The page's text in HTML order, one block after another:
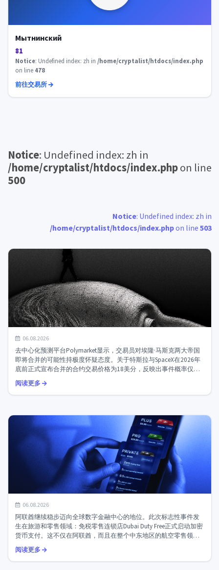
Мытнинский
81
Notice: Undefined index: zh in /home/cryptalist/htdocs/index.php
on line 478
前往交易所
Notice: Undefined index: zh in
/home/cryptalist/htdocs/index.phpon line
500
Notice: Undefined index: zh in
/home/cryptalist/htdocs/index.phpon line 503
预测市场对特斯拉与SpaceX合并持怀疑态度：到2026年前
宣布合并的概率仅为18%...
06.08.2026
去中心化预测平台Polymarket显示，交易员对埃隆·马斯克两大帝国
即将合并的可能性持极度怀疑态度。关于特斯拉与SpaceX在2026年
底前正式宣布合并的合约交易价格为18美分，反映出事件概率仅为
18%。这是一个不容忽视的信号：投入真金...
阅读更多
迪拜已成为加密货币中心：机场和航空公司接受数字资产
支付...
06.08.2026
阿联酋继续稳步迈向全球数字金融中心的地位。此次标志性事件发
生在旅游和零售领域：免税零售连锁店Dubai Duty Free正式启动加密
货币支付。这不仅在阿联酋，而且在整个中东地区的航空零售领域
阅读更多